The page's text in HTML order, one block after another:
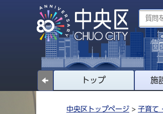
トップ 施
中央区トップページ > 子育て